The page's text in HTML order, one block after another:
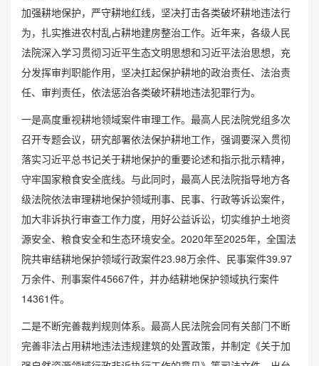
加强耕地保护，严守耕地红线，坚决打击各类破坏耕地违法行
为，扎实推进农村乱占耕地建房整治工作。近年来，各级人民
法院深入学习贯彻习近平生态文明思想和习近平法治思想，充
分发挥审判职能作用，坚决扛起保护耕地的政治责任、法治责
任、审判责任，依法惩治各类破坏耕地违法犯罪行为。
一是高度重视耕地领域案件审理工作。最高人民法院党组多次
召开专题会议，研究部署依法保护耕地工作，强调要深入贯彻
落实习近平总书记关于耕地保护的重要论述和指示批示精神，
守牢国家粮食安全底线。与此同时，最高人民法院指导地方各
级法院依法审理耕地保护领域刑事、民事、行政等诉讼案件，
加大非诉执行审查工作力度，用好公益诉讼，切实维护土地资
源安全、粮食安全和生态环境安全。2020年至2025年，全国法
院共审结耕地保护领域行政案件23.98万余件、民事案件39.97
万余件、刑事案件45667件，并办结耕地保护领域执行案件
14361件。
二是不断完善裁判规则体系。最高人民法院会同有关部门不断
完善非法占用耕地违法违规建筑的处置政策，并制定《关于加